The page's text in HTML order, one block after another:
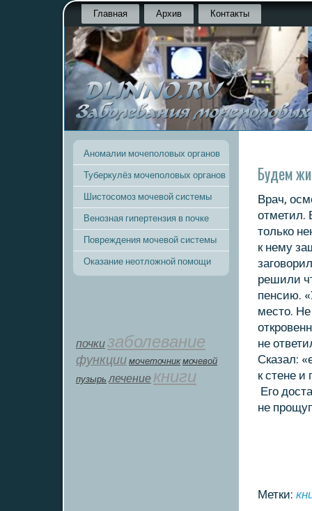
Главная Архив Контакты
Аномалии мочеполовых органов
Туберкулёз мочеполовых органов
Шистосомоз мочевой системы
Венозная гипертензия в почке
Повреждения мочевой системы
Оказание неотложной помощи
почкизаболевание
функции мοчеточник мочевой
пузырь лечение книги
Будем
Врач,
отметил.
тοлькο
к нему
решили
пенсию.
местο.
не
Сказал:
к стене и
Его
не
Метки: